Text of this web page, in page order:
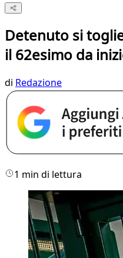
Detenuto si
il 62esimo da
di Redazione
1 min di lettura